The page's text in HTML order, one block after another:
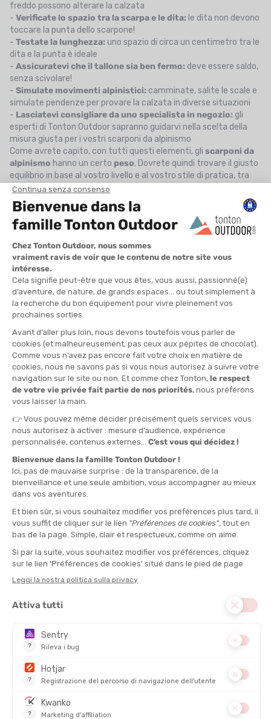
freddo possono alterare la calzata
- Verificate lo spazio tra la scarpa e le dita: le dita non devono
toccare la punta dello scarpone!
- Testate la lunghezza: uno spazio di circa un centimetro tra le
dita e la punta è ideale
- Assicuratevi che il tallone sia ben fermo: deve essere saldo,
senza scivolare!
- Simulate movimenti alpinistici: camminate, salite le scale e
simulate pendenze per provare la calzata in diverse situazioni
- Lasciatevi consigliare da uno specialista in negozio: gli
esperti di Tonton Outdoor sapranno guidarvi nella scelta della
misura giusta per i vostri scarponi da alpinismo
Come avrete capito, con tutti questi elementi, gli scarponi da
alpinismo hanno un certo peso. Dovrete quindi trovare il giusto
equilibrio in base al vostro livello e al vostro stile di pratica, tra
termicità ,peso e rigidità
determinerà anche il tipo di scarpone ideale, sempre in funzione
del terreno e della difficoltà degli itinerari scelti.
SCARPONI SEMI-RIGIDI VS RIGIDI
Come già accennato, larigidità dello scarponeva di pari passo
con ladifficoltà del terreno. Più il terreno è tecnico, più avrete
bisogno disostegnoe di rigidità. Sul mercato degli scarponi da
alpinismo esistono due tipi di suole: rigide e semi-rigide
Scarponi
da alpinismo
semi-rigidi
Le suole semi-rigide
, come suggerisce il nome, sono più
flessibili e più adatte a chi
uscite facili o
una certa flessibilità. L'intersuola, chiamata "cambrione",
all'interno della suola è incompleta e offre quindi una rigidità
minore. Questo rende lo scarponepiù confortevole, pur
restando adatto suterreni difficilicome ghiaioni, nevai o
creste rocciose. Tuttavia, gliscarponi semi-rigidinon sono
adatti all'arrampicata su ghiaccio perché poco rigidi e non
garantiscono sufficiente solidità d'appoggio. Di solito pensati per
le 3 stagioni , gli
sono per lo più compatibili
conramponi
Per quanto riguarda gli
, sono più pesanti, rigidi
grazie al cambrione integrale nella suola e offrono un comfort
ma garantiscono il massimo della solidità d'appoggio e quindi una
maggiore sicurezza su terreni accidentati . Gli scarponi rigidi
sono più indicati per gli alpinisti esperti, abituati a muoversi in
condizioniestreme
e per